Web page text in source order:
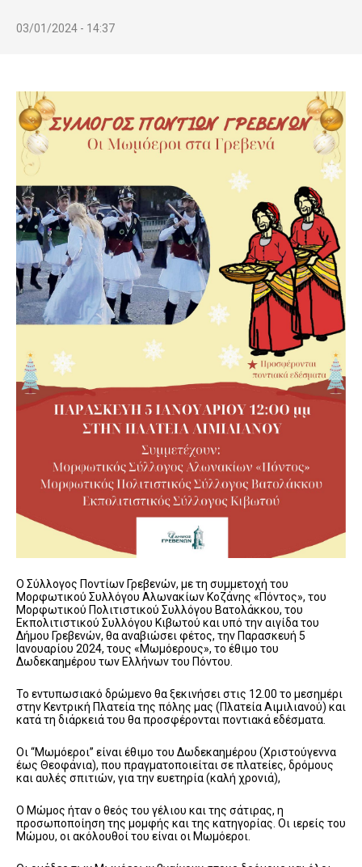
03/01/2024 - 14:37
Ο Σύλλογος Ποντίων Γρεβενών, με τη συμμετοχή του
Μορφωτικού Συλλόγου Αλωνακίων Κοζάνης «Πόντος», του
Μορφωτικού Πολιτιστικού Συλλόγου Βατολάκκου, του
Εκπολιτιστικού Συλλόγου Κιβωτού και υπό την αιγίδα του
Δήμου Γρεβενών, θα αναβιώσει φέτος, την Παρασκευή 5
Ιανουαρίου 2024, τους «Μωμόερους», το έθιμο του
Δωδεκαημέρου των Ελλήνων του Πόντου.
Το εντυπωσιακό δρώμενο θα ξεκινήσει στις 12.00 το μεσημέρι
στην Κεντρική Πλατεία της πόλης μας (Πλατεία Αιμιλιανού) και
κατά τη διάρκειά του θα προσφέρονται ποντιακά εδέσματα.
Oι “Μωμόεροι” είναι έθιμο του Δωδεκαημέρου (Χριστούγεννα
έως Θεοφάνια), που πραγματοποιείται σε πλατείες, δρόμους
και αυλές σπιτιών, για την ευετηρία (καλή χρονιά),
Ο Μώμος ήταν ο θεός του γέλιου και της σάτιρας, η
προσωποποίηση της μομφής και της κατηγορίας. Οι ιερείς του
Μώμου, οι ακόλουθοί του είναι οι Μωμόεροι.